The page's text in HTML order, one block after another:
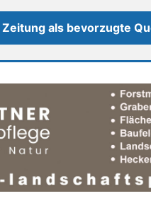
als bevorzugte